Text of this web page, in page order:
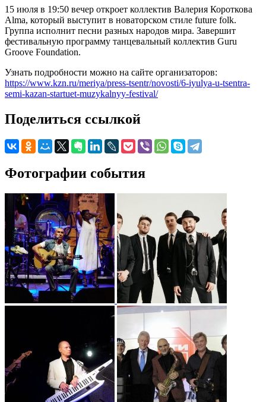
15 июля в 19:50 вечер откроет коллектив Валерия Короткова
Alma, который выступит в новаторском стиле future folk.
Группа исполнит песни разных народов мира. Завершит
фестивальную программу танцевальный коллектив Guru
Groove Foundation.
Узнать подробности можно на сайте организаторов:
https://www.kzn.ru/meriya/press-tsentr/novosti/6-iyulya-u-tsentra-
semi-kazan-startuet-muzykalnyy-festival/
Поделиться ссылкой
Фотографии события